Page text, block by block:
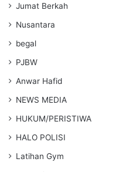
Jumat Berkah
Nusantara
begal
PJBW
Anwar Hafid
NEWS MEDIA
HUKUM/PERISTIWA
HALO POLISI
Latihan Gym